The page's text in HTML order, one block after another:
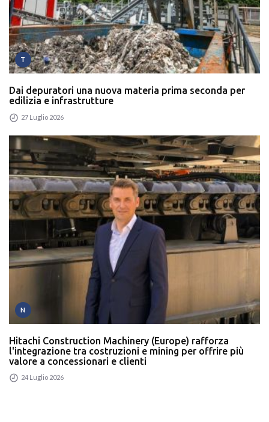
T
Dai depuratori una nuova materia prima seconda per
edilizia e infrastrutture
27 Luglio 2026
N
Hitachi Construction Machinery (Europe) rafforza
l'integrazione tra costruzioni e mining per offrire più
valore a concessionari e clienti
24 Luglio 2026